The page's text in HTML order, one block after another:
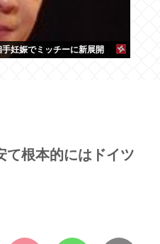
妊娠でミッチーに新展開
て根本的にはドイツ